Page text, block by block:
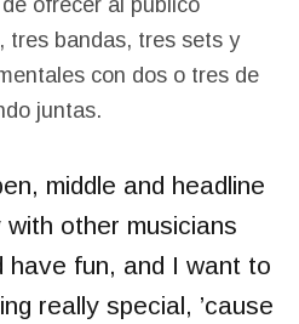
ofrecer al público
tres bandas, tres sets y
con dos o tres de
juntas.
middle and headline
other musicians
have fun, and I want to
really special, ’cause